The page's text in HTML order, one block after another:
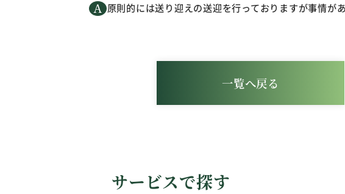
原則的には送り迎えの送迎を行っておりますが事情が
一覧へ戻る
サービスで探す